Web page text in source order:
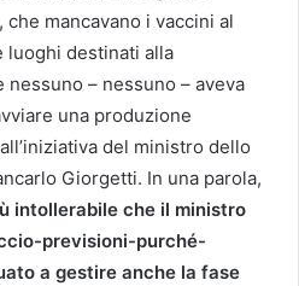
mancavano i vaccini al
luoghi destinati alla
– nessuno – aveva
una produzione
del ministro dello
Giorgetti. In una parola,
intollerabile che il ministro
previsioni-purché-
a gestire anche la fase